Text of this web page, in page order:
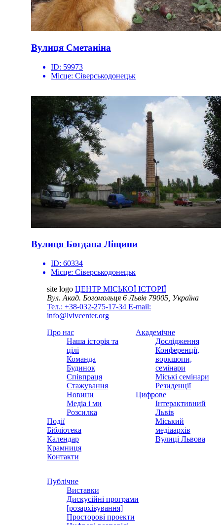
Вулиця Сметаніна
ID: 59973
Місце: Сіверськодонецьк
Вулиця Богдана Ліщини
ID: 60334
Місце: Сіверськодонецьк
site logo ЦЕНТР МІСЬКОЇ ІСТОРІЇ
Вул. Акад. Богомольця 6Львів 79005, Україна
Тел.: +38-032-275-17-34 E-mail:
info@lvivcenter.org
Про нас
Наша історія та
цілі
Команда
Будинок
Співпраця
Стажування
Новини
Медіа і ми
Розсилка
Події
Бібліотека
Календар
Крамниця
Контакти
Академічне
Дослідження
Конференції,
воркшопи,
семінари
Міські семінари
Резиденції
Цифрове
Інтерактивний
Львів
Міський
медіаархів
Вулиці Львова
Публічне
Виставки
Дискусійні програми
[розархівування]
Просторові проекти